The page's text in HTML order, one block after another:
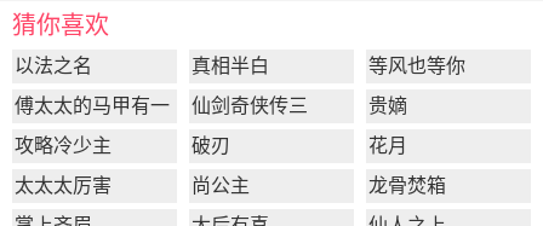
猜你喜欢
以法之名 真相半白
等风也等你
傅太太的马甲有一
点多
仙剑奇侠传三
贵嫡
攻略冷少主
破刃
花月
太太太厉害
尚公主
龙骨焚箱